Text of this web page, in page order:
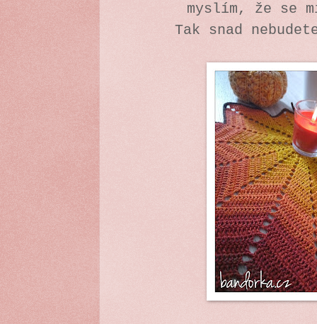
myslím, že se
Tak snad